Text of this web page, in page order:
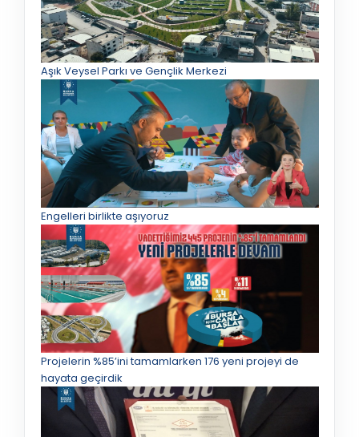
Aşık Veysel Parkı ve Gençlik Merkezi
Engelleri birlikte aşıyoruz
Projelerin %85’ini tamamlarken 176 yeni projeyi de
hayata geçirdik